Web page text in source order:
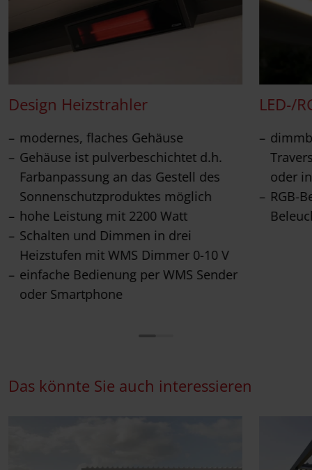
Design Heizstrahler
modernes, flaches Gehäuse
Gehäuse ist pulverbeschichtet d.h.
Farbanpassung an das Gestell des
Sonnenschutzproduktes möglich
hohe Leistung mit 2200 Watt
Schalten und Dimmen in drei
Heizstufen mit WMS Dimmer 0-10 V
einfache Bedienung per WMS Sender
oder Smartphone
LED-/
oder
RGB-
Das könnte Sie auch interessieren